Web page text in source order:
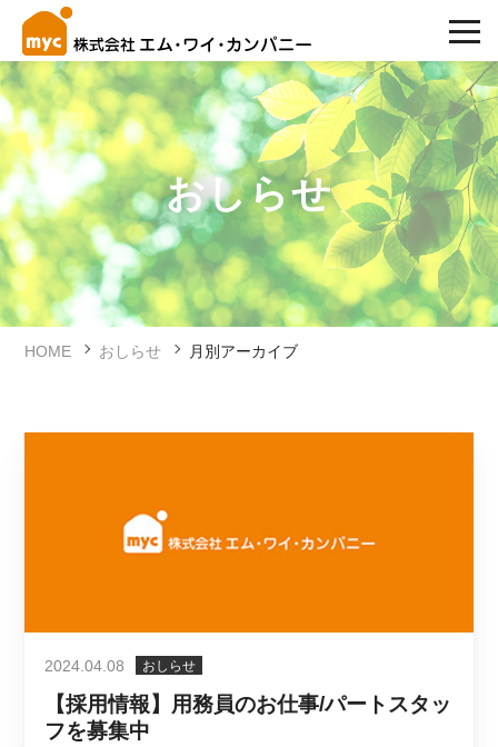
おしらせ
HOME おしらせ 月別アーカイブ
2024.04.08 おしらせ
【採用情報】用務員のお仕事/パートスタッ
フを募集中